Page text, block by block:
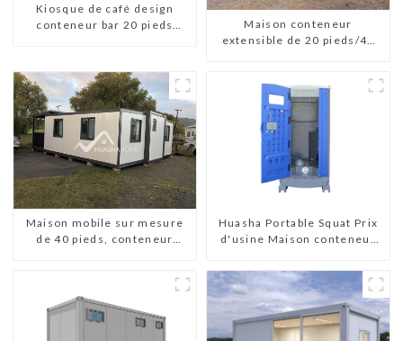
Kiosque de café design
conteneur bar 20 pieds
moderne HS hôtel panneau
sandwich
Maison conteneur
extensible de 20 pieds/40
Maison mobile sur mesure
de 40 pieds, conteneur
Huasha Portable Squat Prix
d'usine Maison conteneur
Toilettes préfabriquées
portables Vente
Personnalisée
Personnalisée